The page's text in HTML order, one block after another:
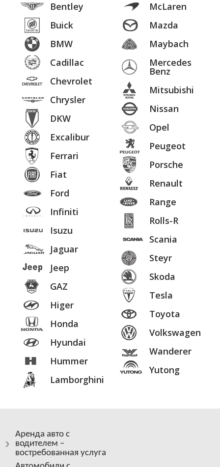
Bentley
Buick
BMW
Cadillac
Chevrolet
Chrysler
DKW
Excalibur
Ferrari
Fiat
Ford
Infiniti
Isuzu
Jaguar
Jeep
GAZ
Higer
Honda
Hyundai
Hummer
Lamborghini
McLaren
Mazda
Maybach
Mercedes
Benz
Mitsubishi
Nissan
Opel
Peugeot
Porsche
Renault
Range
Rolls-R
Scania
Steyr
Skoda
Tesla
Toyota
Volkswagen
Wanderer
Yutong
Аренда авто с
водителем –
востребованная услуга